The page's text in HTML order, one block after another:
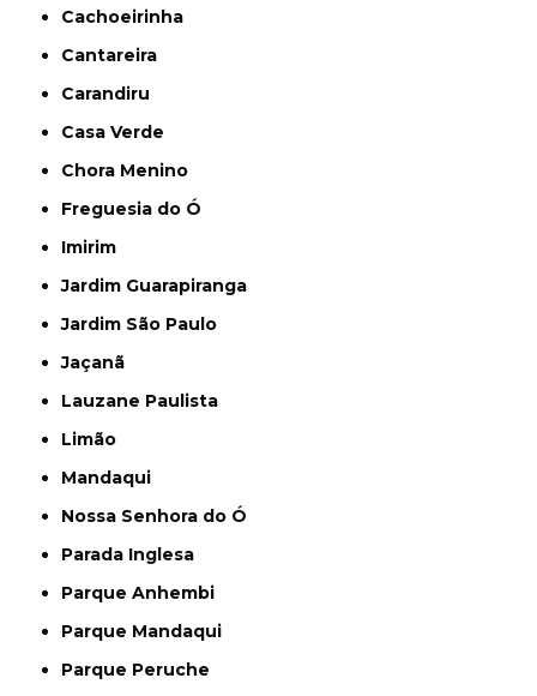
Cachoeirinha
Cantareira
Carandiru
Casa Verde
Chora Menino
Freguesia do Ó
Imirim
Jardim Guarapiranga
Jardim São Paulo
Jaçanã
Lauzane Paulista
Limão
Mandaqui
Nossa Senhora do Ó
Parada Inglesa
Parque Anhembi
Parque Mandaqui
Parque Peruche